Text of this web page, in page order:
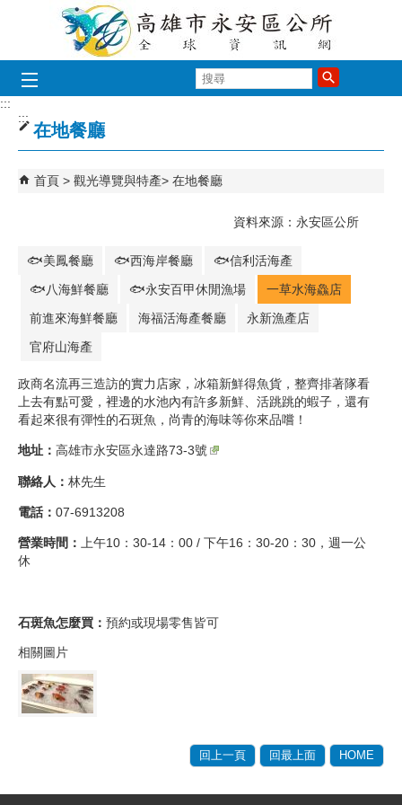
跳到主要內容區塊
尋
:::
:::
在地餐廳
首頁 觀光導覽與特產 在地餐廳
資料來源：永安區公所
🐟美鳳餐廳 🐟西海岸餐廳
🐟信利活海產
🐟八海鮮餐廳
🐟永安百甲休閒漁場
一草水海鱻店
前進來海鮮餐廳
海福活海產餐廳
永新漁產店
官府山海產
政商名流再三造訪的實力店家，冰箱新鮮得魚貨，整齊排著隊看
上去有點可愛，裡邊的水池內有許多新鮮、活跳跳的蝦子，還有
看起來很有彈性的石斑魚，尚青的海味等你來品嚐！
地址： 高雄市永安區永達路73-3號​
聯絡人： 林先生
電話： 07-6913208
營業時間： 上午10：30-14：00 / 下午16：30-20：30，週一公
休
石斑魚怎麼買： 預約或現場零售皆可
相關圖片
回上一頁 回最上面 HOME